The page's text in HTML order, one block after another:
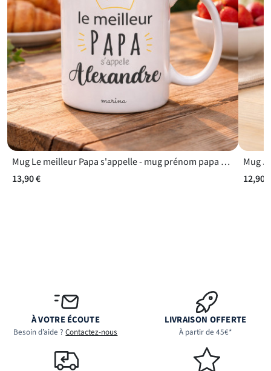
Mug Le meilleur Papa s'appelle - mug prénom papa à compléter avec le nom de votre choix
13,90 €
12,90 €
À VOTRE ÉCOUTE
Besoin d’aide ?Contactez-nous
LIVRAISON OFFERTE
À partir de 45€*